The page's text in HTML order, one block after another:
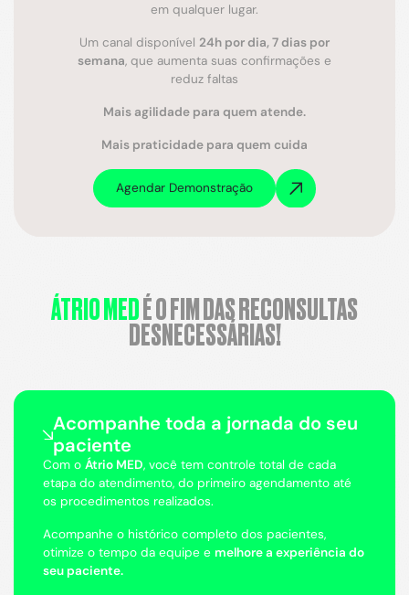
em qualquer lugar.
Um canal disponível 24h por dia, 7 dias por
semana, que aumenta suas confirmações e
reduz faltas
Mais agilidade para quem atende.
Mais praticidade para quem cuida
Agendar Demonstração
ÁTRIO MEDÉ O FIM DAS RECONSULTAS
DESNECESSÁRIAS!
Acompanhe toda a jornada do seu
paciente
Com o Átrio MED, você tem controle total de cada
etapa do atendimento, do primeiro agendamento até
os procedimentos realizados.
Acompanhe o histórico completo dos pacientes,
otimize o tempo da equipe e melhore a experiência do
seu paciente.